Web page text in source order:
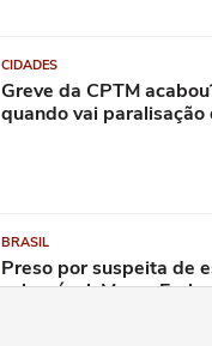
CIDADES
Greve da CPTM
quando vai paralisação
BRASIL
Preso por suspeita de
vulnerável, Marco